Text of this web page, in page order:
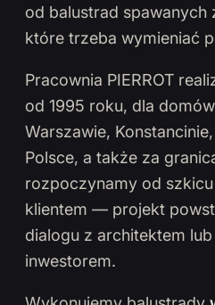
od balustrad
które trzeba wymieniać
Pracownia PIERROT
od 1995 roku, dla
Warszawie,
Polsce, a także za
rozpoczynamy od
klientem — projekt
dialogu z architektem
inwestorem.